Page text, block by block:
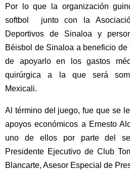
Por lo que la organización
softbol
junto con la
Deportivos de Sinaloa y
Béisbol de Sinaloa a beneficio
de apoyarlo en los gastos
quirúrgica a la que será
Mexicali.
Al término del juego, fue que se
apoyos económicos a Ernesto
uno de ellos por parte del
Presidente Ejecutivo de Club
Blancarte, Asesor Especial de